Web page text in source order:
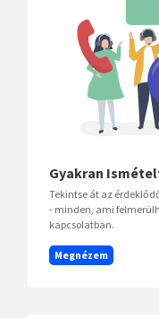
Gyakran
Tekintse át az
- minden, ami
kapcsolatban.
Megnézem